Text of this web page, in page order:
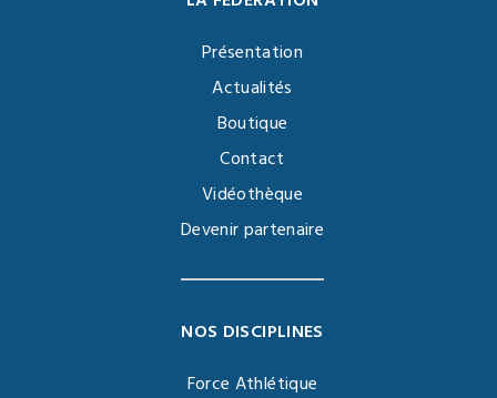
Présentation
Actualités
Boutique
Contact
Vidéothèque
Devenir partenaire
NOS DISCIPLINES
Force Athlétique